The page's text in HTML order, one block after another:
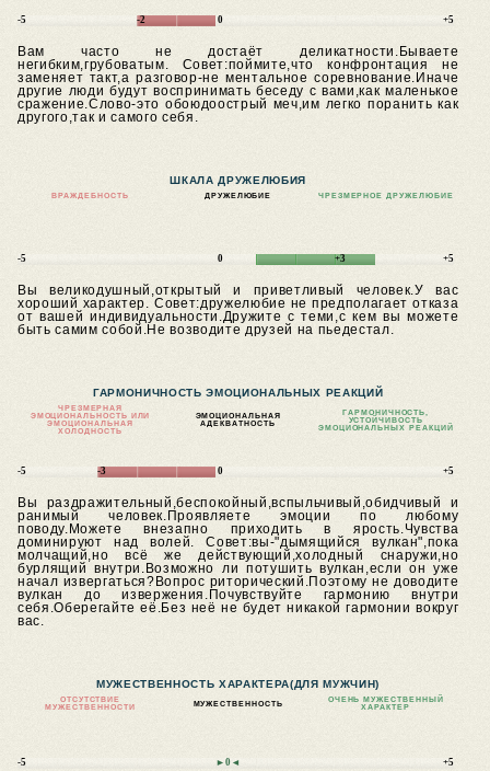
-5 -2 0 +5
Вам часто не достаёт деликатности.Бываете
негибким,грубоватым. Совет:поймите,что конфронтация не
заменяет такт,а разговор-не ментальное соревнование.Иначе
другие люди будут воспринимать беседу с вами,как маленькое
сражение.Слово-это обоюдоострый меч,им легко поранить как
другого,так и самого себя.
ШКАЛА ДРУЖЕЛЮБИЯ
ВРАЖДЕБНОСТЬ ДРУЖЕЛЮБИЕ ЧРЕЗМЕРНОЕ ДРУЖЕЛЮБИЕ
-5 0 +3 +5
Вы великодушный,открытый и приветливый человек.У вас
хороший характер. Совет:дружелюбие не предполагает отказа
от вашей индивидуальности.Дружите с теми,с кем вы можете
быть самим собой.Не возводите друзей на пьедестал.
ГАРМОНИЧНОСТЬ ЭМОЦИОНАЛЬНЫХ РЕАКЦИЙ
ЧРЕЗМЕРНАЯ
ЭМОЦИОНАЛЬНОСТЬ ИЛИ
ЭМОЦИОНАЛЬНАЯ
ХОЛОДНОСТЬ
ЭМОЦИОНАЛЬНАЯ
АДЕКВАТНОСТЬ
ГАРМОНИЧНОСТЬ,
УСТОЙЧИВОСТЬ
ЭМОЦИОНАЛЬНЫХ РЕАКЦИЙ
-5 -3 0 +5
Вы раздражительный,беспокойный,вспыльчивый,обидчивый и
ранимый человек.Проявляете эмоции по любому
поводу.Можете внезапно приходить в ярость.Чувства
доминируют над волей.Совет:вы-"дымящийся вулкан",пока
молчащий,но всё же действующий,холодный снаружи,но
бурлящий внутри.Возможно ли потушить вулкан,если он уже
начал извергаться?Вопрос риторический.Поэтому не доводите
вулкан до извержения.Почувствуйте гармонию внутри
себя.Оберегайте её.Без неё не будет никакой гармонии вокруг
вас.
МУЖЕСТВЕННОСТЬ ХАРАКТЕРА(ДЛЯ МУЖЧИН)
ОТСУТСТВИЕ
МУЖЕСТВЕННОСТИ
МУЖЕСТВЕННОСТЬ
ОЧЕНЬ МУЖЕСТВЕННЫЙ
ХАРАКТЕР
-5 ►0◄ +5